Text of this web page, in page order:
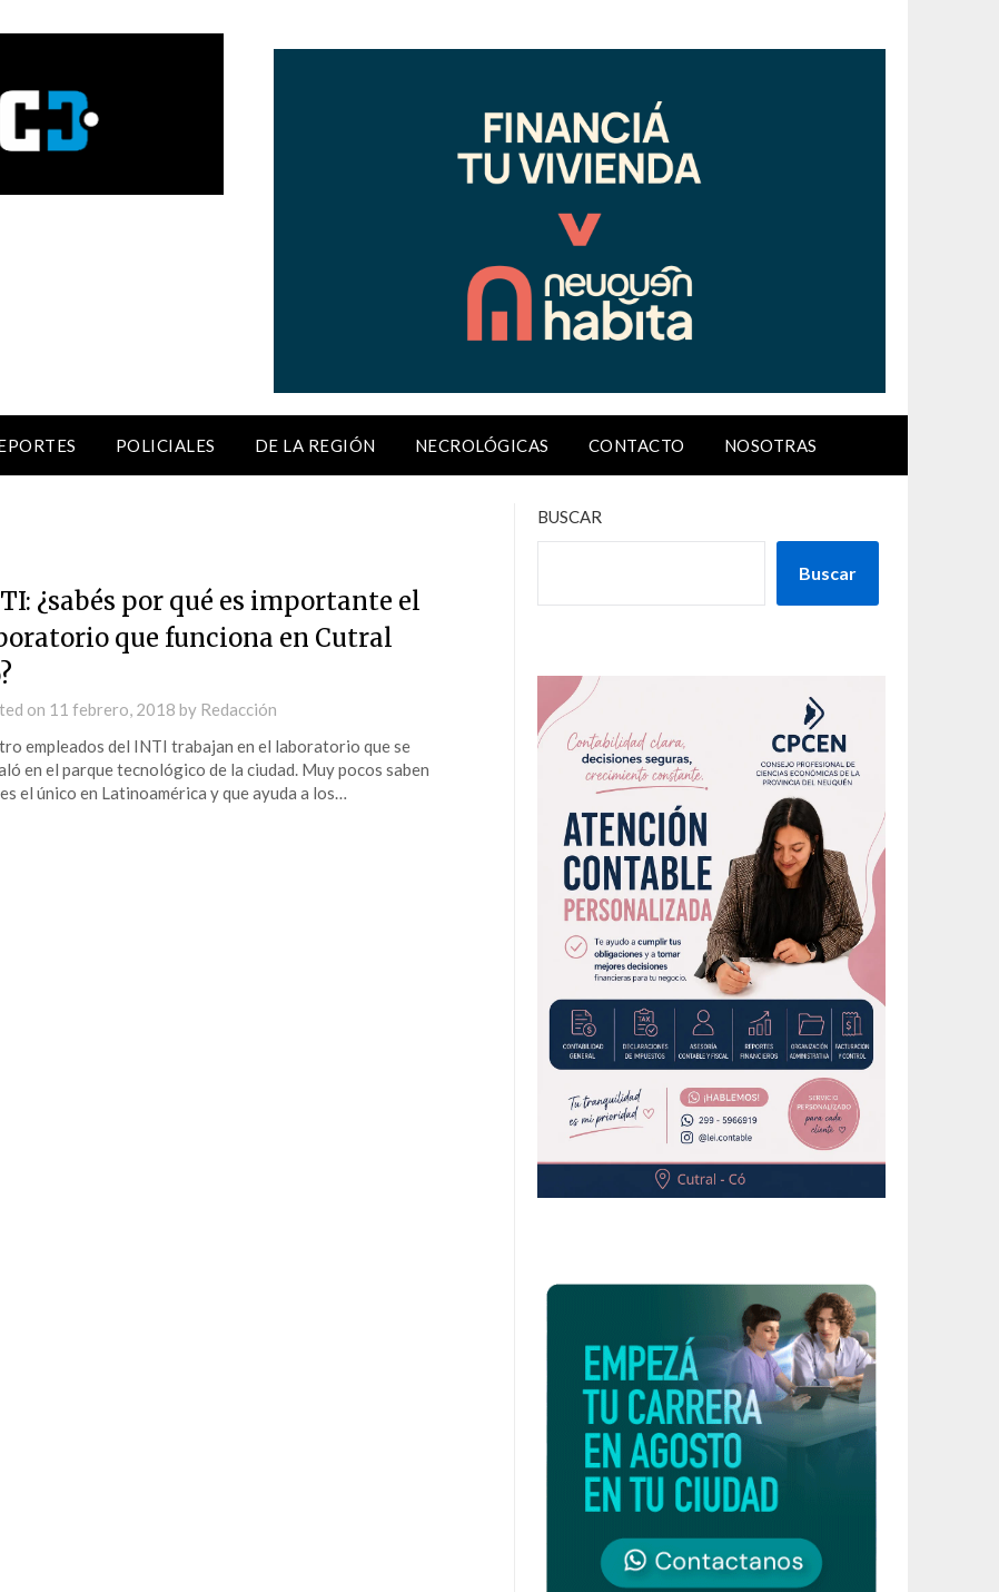
POLICIALES DE LA REGIÓN NECROLÓGICAS CONTACTO NOSOTRAS
¿sabés por qué es importante el
que funciona en Cutral
on 11 febrero, 2018 by Redacción
empleados del INTI trabajan en el laboratorio que se
en el parque tecnológico de la ciudad. Muy pocos saben
el único en Latinoamérica y que ayuda a los…
BUSCAR
Buscar